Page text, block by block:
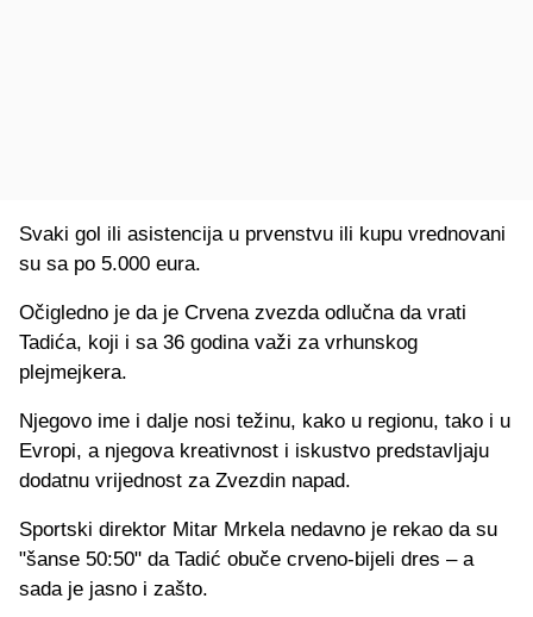
Svaki gol ili asistencija u prvenstvu ili kupu vrednovani
su sa po 5.000 eura.
Očigledno je da je Crvena zvezda odlučna da vrati
Tadića, koji i sa 36 godina važi za vrhunskog
plejmejkera.
Njegovo ime i dalje nosi težinu, kako u regionu, tako i u
Evropi, a njegova kreativnost i iskustvo predstavljaju
dodatnu vrijednost za Zvezdin napad.
Sportski direktor Mitar Mrkela nedavno je rekao da su
"šanse 50:50" da Tadić obuče crveno-bijeli dres – a
sada je jasno i zašto.